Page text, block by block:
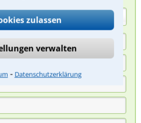
zulassen
verwalten
⁃ Datenschutzerklärung